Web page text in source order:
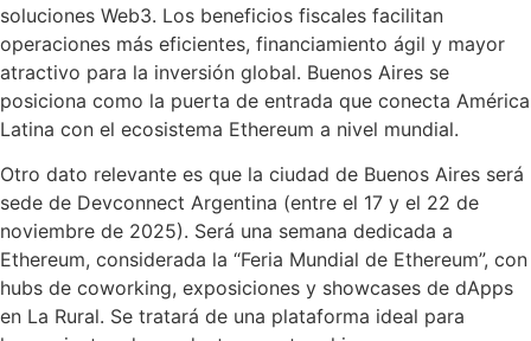
soluciones Web3. Los beneficios fiscales facilitan
operaciones más eficientes, financiamiento ágil y mayor
atractivo para la inversión global. Buenos Aires se
posiciona como la puerta de entrada que conecta América
Latina con el ecosistema Ethereum a nivel mundial.
Otro dato relevante es que la ciudad de Buenos Aires será
sede de Devconnect Argentina (entre el 17 y el 22 de
noviembre de 2025). Será una semana dedicada a
Ethereum, considerada la “Feria Mundial de Ethereum”, con
hubs de coworking, exposiciones y showcases de dApps
en La Rural. Se tratará de una plataforma ideal para